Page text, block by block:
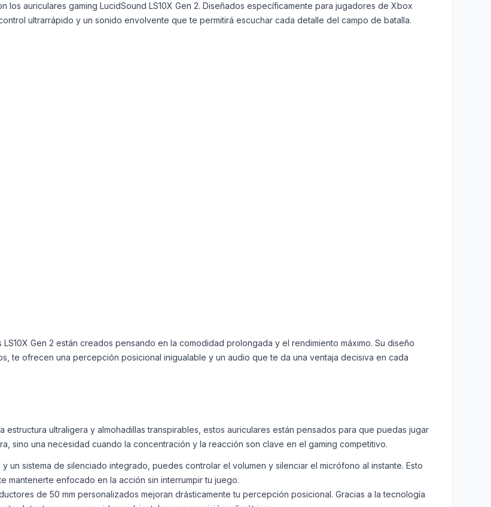
auriculares gaming LucidSound LS10X Gen 2. Diseñados específicamente para jugadores de Xbox
ultrarrápido y un sonido envolvente que te permitirá escuchar cada detalle del campo de batalla.
Gen 2 están creados pensando en la comodidad prolongada y el rendimiento máximo. Su diseño
te ofrecen una percepción posicional inigualable y un audio que te da una ventaja decisiva en cada
estructura ultraligera y almohadillas transpirables, estos auriculares están pensados para que puedas jugar
sino una necesidad cuando la concentración y la reacción son clave en el gaming competitivo.
un sistema de silenciado integrado, puedes controlar el volumen y silenciar el micrófono al instante. Esto
mantenerte enfocado en la acción sin interrumpir tu juego.
de 50 mm personalizados mejoran drásticamente tu percepción posicional. Gracias a la tecnología